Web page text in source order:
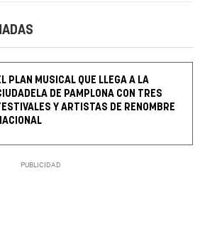
PLAN MUSICAL QUE LLEGA A LA
DE PAMPLONA CON TRES
Y ARTISTAS DE RENOMBRE